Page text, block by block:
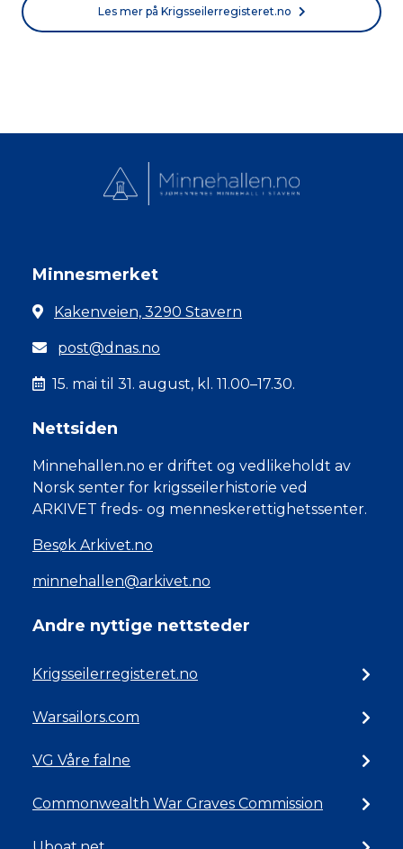
Les mer på Krigsseilerregisteret.no
Minnesmerket
Kakenveien, 3290 Stavern
post@dnas.no
15. mai til 31. august, kl. 11.00–17.30.
Nettsiden
Minnehallen.no er driftet og vedlikeholdt av
Norsk senter for krigsseilerhistorie ved
ARKIVET freds- og menneskerettighetssenter.
Besøk Arkivet.no
minnehallen@arkivet.no
Andre nyttige nettsteder
Krigsseilerregisteret.no
Warsailors.com
VG Våre falne
Commonwealth War Graves Commission